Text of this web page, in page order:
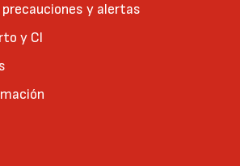
y alertas
y CI